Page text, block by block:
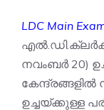
LDC Main
നവംബർ 20)
ഉച്ചയ്ക്കുള്ള